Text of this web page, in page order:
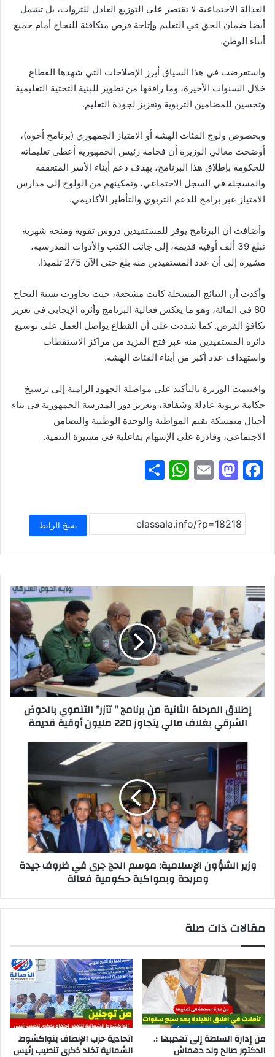
العدالة الاجتماعية لا تقتصر على التوزيع العادل للثروات، بل تشمل
أيضا ضمان الحق في التعليم وإتاحة فرص متكافئة للنجاح أمام جميع
أبناء الوطن.
واستعرضت في هذا السياق أبرز الإصلاحات التي شهدها القطاع
خلال السنوات الأخيرة، وما رافقها من تطوير للبنية التحتية التعليمية
وتحسين للمضامين التربوية وتعزيز لجودة التعليم.
وبخصوص ولوج الفئات الهشة أو الامتياز الجمهوري (برنامج أخوة)،
أوضحت معالي الوزيرة أن فخامة رئيس الجمهورية أعطى تعليماته
للحكومة بإطلاق هذا البرنامج، بهدف دعم أبناء الأسر المتعففة
والمسجلة في السجل الاجتماعي، وتمكينهم من الولوج إلى مدارس
الامتياز عبر برامج للدعم التربوي والتأطير الأكاديمي.
وأضافت أن البرنامج يوفر للمستفيدين دروس تقوية ومنحة شهرية
تبلغ 39 ألف أوقية قديمة، إلى جانب الكتب والأدوات المدرسية،
مشيرة إلى أن عدد المستفيدين منه بلغ حتى الآن 275 تلميذا.
وأكدت أن النتائج المسجلة كانت مشجعة، حيث تجاوزت نسبة النجاح
80 في المائة، وهو ما يعكس فعالية البرنامج وأثره الإيجابي في تعزيز
تكافؤ الفرص. كما شددت على أن القطاع يواصل العمل على توسيع
دائرة المستفيدين منه عبر فتح المزيد من مراكز الاستقطاب
واستهداف عدد أكبر من أبناء الفئات الهشة.
واختتمت الوزيرة بالتأكيد على مواصلة الجهود الرامية إلى ترسيخ
حكامة تربوية عادلة وشفافة، وتعزيز دور المدرسة الجمهورية في بناء
أجيال متمسكة بقيم المواطنة والوحدة الوطنية والتضامن
الاجتماعي، وقادرة على الإسهام بفاعلية في مسيرة التنمية.
F
c
e
b
o
o
k
M
st
o
d
o
n
E
ai
l
W
at
s
A
p
p
ar
e
نسخ الرابط
إطلاق المرحلة الثانية من برنامج ” تآزر” التنموي بالحوض
الشرقي بغلاف مالي يتجاوز 220 مليون أوقية قديمة
وزير الشؤون الإسلامية: موسم الحج جرى في ظروف جيدة
ومريحة وبمواكبة حكومية فعالة
مقالات ذات صلة
من إدارة السلطة إلى تهذيبها ؛.
الدكتور صالح ولد دهماش
اتحادية حزب الإنصاف بنواكشوط
الشمالية تخلد ذكرى تنصيب رئيس